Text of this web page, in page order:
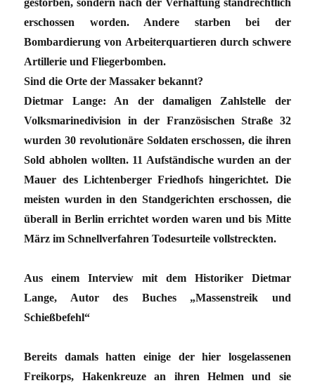
erschossen worden. Andere starben bei der
Bombardierung von Arbeiterquartieren durch schwere
Artillerie und Fliegerbomben.
Sind die Orte der Massaker bekannt?
Dietmar Lange: An der damaligen Zahlstelle der
Volksmarinedivision in der Französischen Straße 32
wurden 30 revolutionäre Soldaten erschossen, die ihren
Sold abholen wollten. 11 Aufständische wurden an der
Mauer des Lichtenberger Friedhofs hingerichtet. Die
meisten wurden in den Standgerichten erschossen, die
überall in Berlin errichtet worden waren und bis Mitte
März im Schnellverfahren Todesurteile vollstreckten.
Aus einem Interview mit dem Historiker Dietmar
Lange, Autor des Buches „Massenstreik und
Schießbefehl“
Bereits damals hatten einige der hier losgelassenen
Freikorps, Hakenkreuze an ihren Helmen und sie